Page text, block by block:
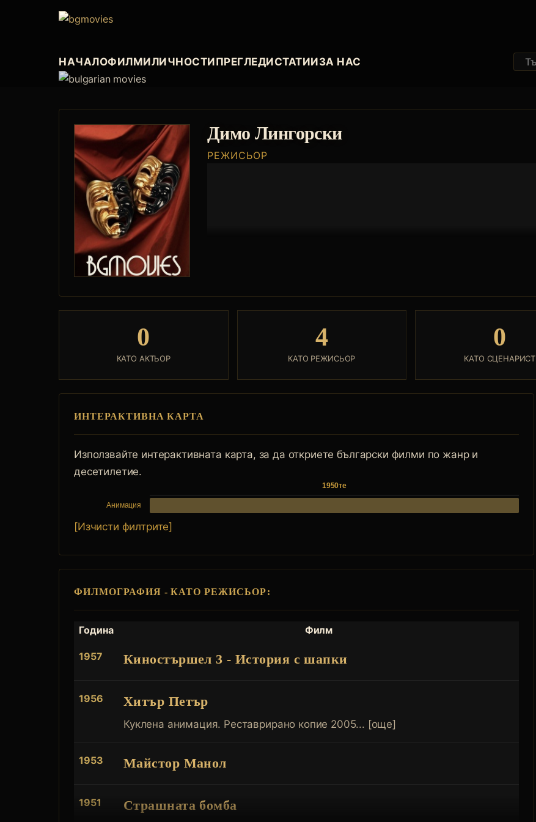
НАЧАЛОФИЛМИЛИЧНОСТИПРЕГЛЕДИСТАТИИЗА НАС
Димо Лингорски
РЕЖИСЬОР
0
КАТО АКТЬОР
4
КАТО РЕЖИСЬОР
0
КАТО СЦЕНАРИСТ
ИНТЕРАКТИВНА КАРТА
Използвайте интерактивната карта, за да откриете български филми по жанр и
десетилетие.
1950те
Анимация
[Изчисти филтрите]
ФИЛМОГРАФИЯ - КАТО РЕЖИСЬОР:
Година Филм
1957 Киностършел 3 - История с шапки
1956 Хитър Петър
Куклена анимация. Реставрирано копие 2005... [още]
1953 Майстор Манол
1951 Страшната бомба